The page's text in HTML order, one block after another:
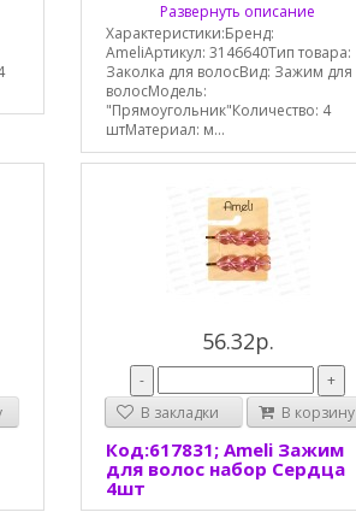
Развернуть описание
Характеристики:Бренд:
AmeliАртикул: 3146640Тип товара:
Заколка для волосВид: Зажим для
волосМодель:
"Прямоугольник"Количество: 4
штМатериал: м...
56.32р.
-
+
В закладки
В корзину
Код:617831; Ameli Зажим
для волос набор Сердца
4шт